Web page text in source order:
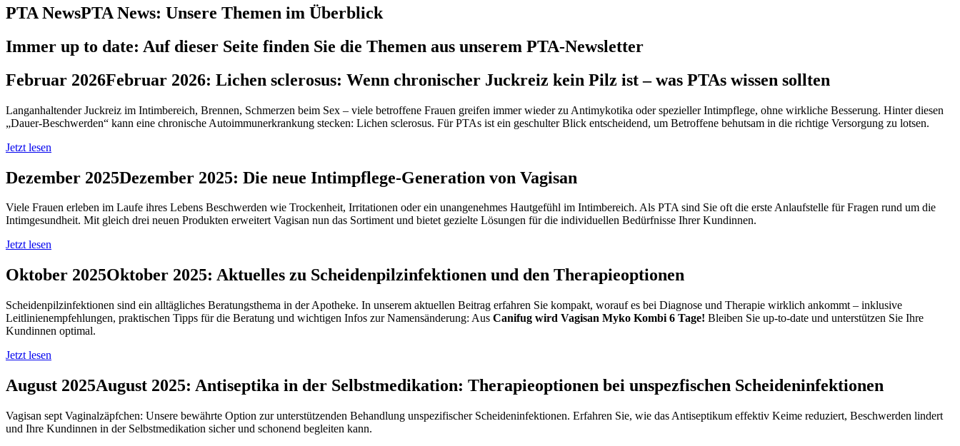
PTA NewsPTA News: Unsere Themen im Überblick
Immer up to date: Auf dieser Seite finden Sie die Themen aus unserem PTA-Newsletter
Februar 2026Februar 2026: Lichen sclerosus: Wenn chronischer Juckreiz kein Pilz ist – was PTAs wissen sollten
Langanhaltender Juckreiz im Intimbereich, Brennen, Schmerzen beim Sex – viele betroffene Frauen greifen immer wieder zu Antimykotika oder spezieller Intimpflege, ohne wirkliche Besserung. Hinter diesen
„Dauer‑Beschwerden“ kann eine chronische Autoimmunerkrankung stecken: Lichen sclerosus. Für PTAs ist ein geschulter Blick entscheidend, um Betroffene behutsam in die richtige Versorgung zu lotsen.
Jetzt lesen
Dezember 2025Dezember 2025: Die neue Intimpflege-Generation von Vagisan
Viele Frauen erleben im Laufe ihres Lebens Beschwerden wie Trockenheit, Irritationen oder ein unangenehmes Hautgefühl im Intimbereich. Als PTA sind Sie oft die erste Anlaufstelle für Fragen rund um die
Intimgesundheit. Mit gleich drei neuen Produkten erweitert Vagisan nun das Sortiment und bietet gezielte Lösungen für die individuellen Bedürfnisse Ihrer Kundinnen.
Jetzt lesen
Oktober 2025Oktober 2025: Aktuelles zu Scheidenpilzinfektionen und den Therapieoptionen
Scheidenpilzinfektionen sind ein alltägliches Beratungsthema in der Apotheke. In unserem aktuellen Beitrag erfahren Sie kompakt, worauf es bei Diagnose und Therapie wirklich ankommt – inklusive
Leitlinienempfehlungen, praktischen Tipps für die Beratung und wichtigen Infos zur Namensänderung: Aus Canifug wird Vagisan Myko Kombi 6 Tage! Bleiben Sie up-to-date und unterstützen Sie Ihre
Kundinnen optimal.
Jetzt lesen
August 2025August 2025: Antiseptika in der Selbstmedikation: Therapieoptionen bei unspezfischen Scheideninfektionen
Vagisan sept Vaginalzäpfchen: Unsere bewährte Option zur unterstützenden Behandlung unspezifischer Scheideninfektionen. Erfahren Sie, wie das Antiseptikum effektiv Keime reduziert, Beschwerden lindert
und Ihre Kundinnen in der Selbstmedikation sicher und schonend begleiten kann.